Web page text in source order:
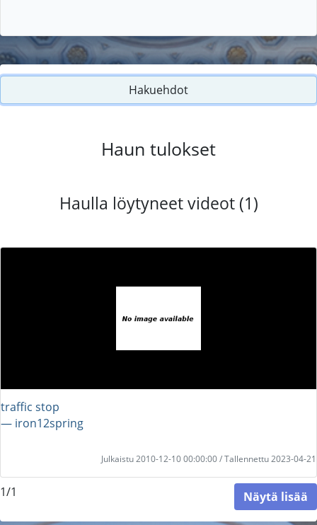
Hakuehdot
Haun tulokset
Haulla löytyneet videot (1)
traffic stop
― iron12spring
Julkaistu 2010-12-10 00:00:00 / Tallennettu 2023-04-21
1/1 Näytä lisää